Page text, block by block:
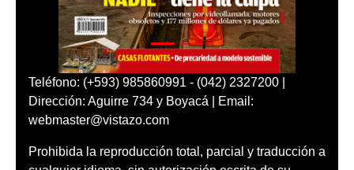
Teléfono: (+593) 985860991 - (042) 2327200 |
Dirección: Aguirre 734 y Boyacá | Email:
webmaster@vistazo.com
Prohibida la reproducción total, parcial y traducción a